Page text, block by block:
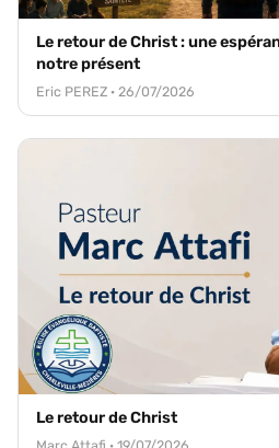
Le retour de Christ : une
notre présent
Eric PEREZ · 26/07/2026
Le retour de Christ
Marc Attafi · 19/07/2026